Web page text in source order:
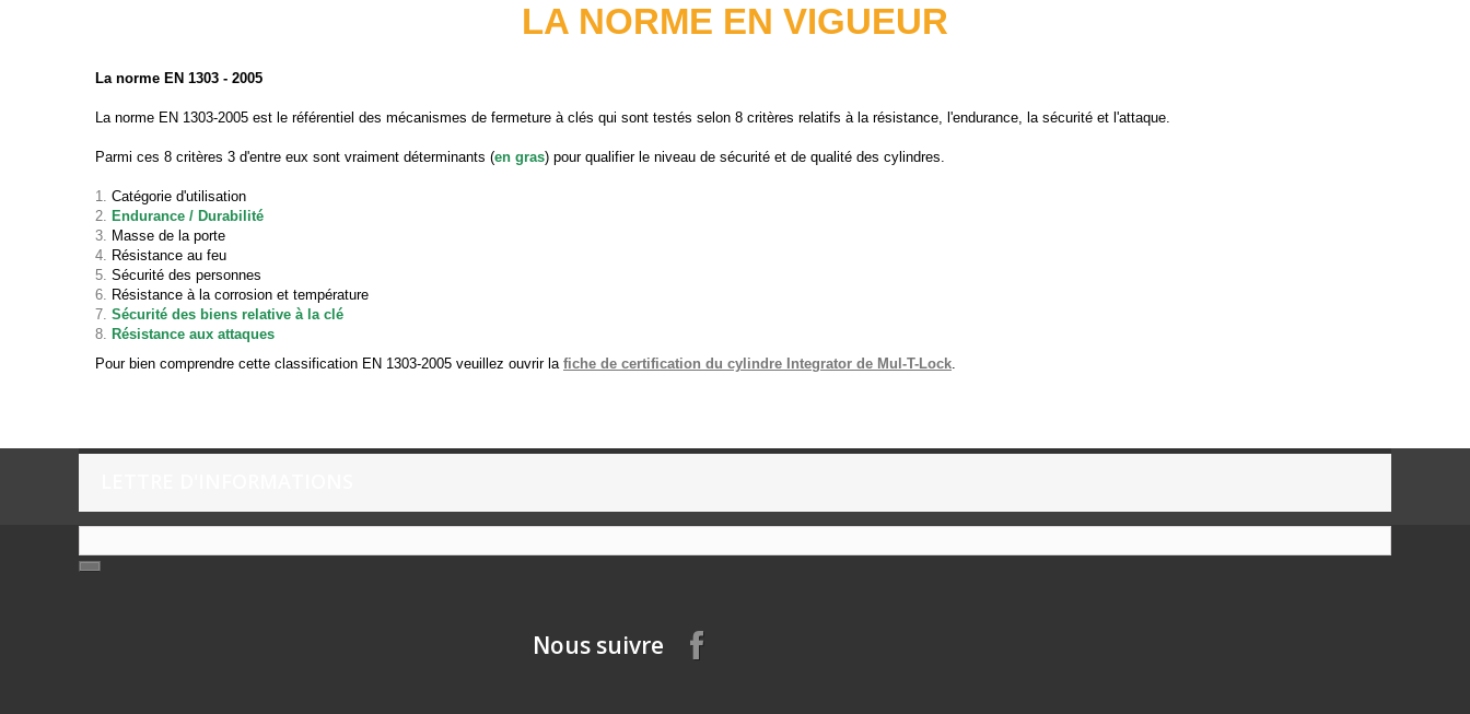
LA NORME EN VIGUEUR
La norme EN 1303 - 2005
La norme EN 1303-2005 est le référentiel des mécanismes de fermeture à clés qui sont testés selon 8 critères relatifs à la résistance, l'endurance, la sécurité et l'attaque.
Parmi ces 8 critères 3 d'entre eux sont vraiment déterminants (en gras) pour qualifier le niveau de sécurité et de qualité des cylindres.
Catégorie d'utilisation
Endurance / Durabilité
Masse de la porte
Résistance au feu
Sécurité des personnes
Résistance à la corrosion et température
Sécurité des biens relative à la clé
Résistance aux attaques
Pour bien comprendre cette classification EN 1303-2005 veuillez ouvrir la fiche de certification du cylindre Integrator de Mul-T-Lock.
Nous suivre